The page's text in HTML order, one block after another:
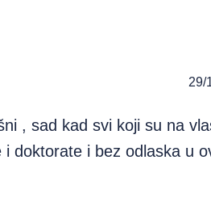
29/
, sad kad svi koji su na
doktorate i bez odlaska u